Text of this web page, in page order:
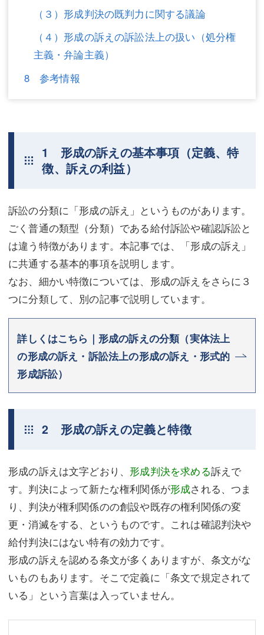
（３）形成判決の既判力に関する議論
（４）形成の訴えの訴訟法上の扱い（処分権
主義・弁論主義）
8 参考情報
1 形成の訴えの基本事項（定義、特
徴、訴えの利益）
訴訟の分類に「形成の訴え」というものがあります。
ごく普通の類型（分類）である給付訴訟や確認訴訟と
は違う特徴があります。本記事では、「形成の訴え」
に共通する基本的事項を説明します。
なお、細かい特徴については、形成の訴えをさらに３
つに分類して、別の記事で説明しています。
詳しくはこちら｜形成の訴えの分類（実体法上
の形成の訴え・訴訟法上の形成の訴え・形式的
形成訴訟）
2 形成の訴えの定義と特徴
形成の訴えは文字どおり、 形成判決を求める訴えで
す。判決によって新たな権利関係が形成される、つま
り、判決が権利関係のの創設や既存の権利関係の変
更・消滅をする、というものです。これは確認判決や
給付判決にはない特有の効力です。
形成の訴えを認める条文が多くありますが、条文がな
いものもあります。そこで定義に「条文で規定されて
いる」という言葉は入っていません。